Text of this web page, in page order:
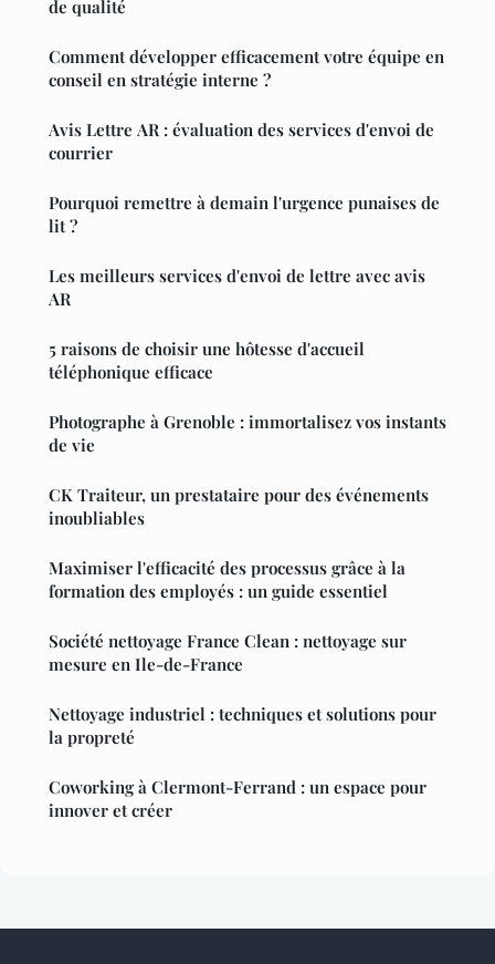
de qualité
Comment développer efficacement votre équipe en
conseil en stratégie interne ?
Avis Lettre AR : évaluation des services d'envoi de
courrier
Pourquoi remettre à demain l'urgence punaises de
lit ?
Les meilleurs services d'envoi de lettre avec avis
AR
5 raisons de choisir une hôtesse d'accueil
téléphonique efficace
Photographe à Grenoble : immortalisez vos instants
de vie
CK Traiteur, un prestataire pour des événements
inoubliables
Maximiser l'efficacité des processus grâce à la
formation des employés : un guide essentiel
Société nettoyage France Clean : nettoyage sur
mesure en Ile-de-France
Nettoyage industriel : techniques et solutions pour
la propreté
Coworking à Clermont-Ferrand : un espace pour
innover et créer